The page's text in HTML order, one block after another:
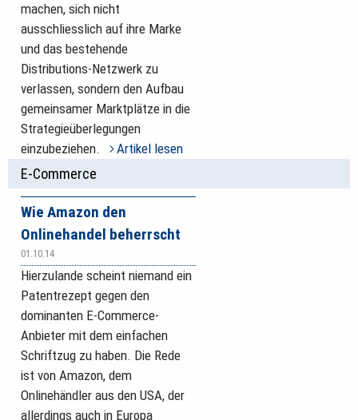
machen, sich nicht
ausschliesslich auf ihre Marke
und das bestehende
Distributions-Netzwerk zu
verlassen, sondern den Aufbau
gemeinsamer Marktplätze in die
Strategieüberlegungen
einzubeziehen.
Artikel lesen
E-Commerce
Wie Amazon den
Onlinehandel beherrscht
01.10.14
Hierzulande scheint niemand ein
Patentrezept gegen den
dominanten E-Commerce-
Anbieter mit dem einfachen
Schriftzug zu haben. Die Rede
ist von Amazon, dem
Onlinehändler aus den USA, der
allerdings auch in Europa